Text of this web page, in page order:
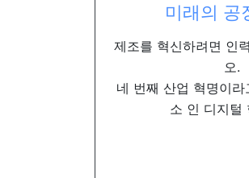
미래의 공
제조를 혁신하려면 인
오.
네 번째 산업 혁명이
소 인 디지털